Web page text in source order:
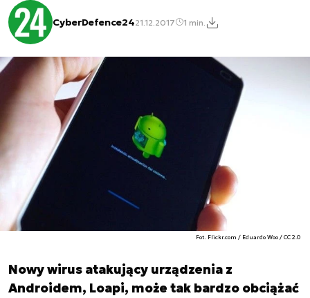
CyberDefence2421.12.2017 1 min.
Fot. Flickr.com / Eduardo Woo / CC 2.0
Nowy wirus atakujący urządzenia z
Androidem, Loapi, może tak bardzo obciążać